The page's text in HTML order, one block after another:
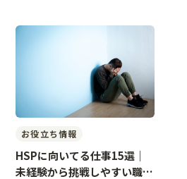
お役立ち情報
HSPに向いてる仕事15選｜
未経験から挑戦しやすい職種